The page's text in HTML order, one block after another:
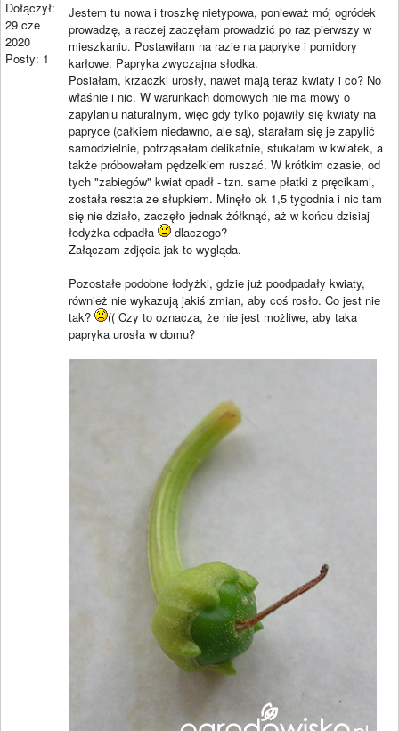
Dołączył:
29 cze
2020
Posty: 1
Jestem tu nowa i troszkę nietypowa, ponieważ mój ogródek
prowadzę, a raczej zaczęłam prowadzić po raz pierwszy w
mieszkaniu. Postawiłam na razie na paprykę i pomidory
karłowe. Papryka zwyczajna słodka.
Posiałam, krzaczki urosły, nawet mają teraz kwiaty i co? No
właśnie i nic. W warunkach domowych nie ma mowy o
zapylaniu naturalnym, więc gdy tylko pojawiły się kwiaty na
papryce (całkiem niedawno, ale są), starałam się je zapylić
samodzielnie, potrząsałam delikatnie, stukałam w kwiatek, a
także próbowałam pędzelkiem ruszać. W krótkim czasie, od
tych "zabiegów" kwiat opadł - tzn. same płatki z pręcikami,
została reszta ze słupkiem. Minęło ok 1,5 tygodnia i nic tam
się nie działo, zaczęło jednak żółknąć, aż w końcu dzisiaj
łodyżka odpadła
dlaczego?
Załączam zdjęcia jak to wygląda.
Pozostałe podobne łodyżki, gdzie już poodpadały kwiaty,
również nie wykazują jakiś zmian, aby coś rosło. Co jest nie
tak?
(( Czy to oznacza, że nie jest możliwe, aby taka
papryka urosła w domu?